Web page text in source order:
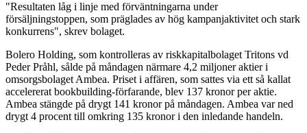
"Resultaten låg i linje med förväntningarna under
försäljningstoppen, som präglades av hög kampanjaktivitet och stark
konkurrens", skrev bolaget.
Bolero Holding, som kontrolleras av riskkapitalbolaget Tritons vd
Peder Pråhl, sålde på måndagen närmare 4,2 miljoner aktier i
omsorgsbolaget Ambea. Priset i affären, som sattes via ett så kallat
accelererat bookbuilding-förfarande, blev 137 kronor per aktie.
Ambea stängde på drygt 141 kronor på måndagen. Ambea var ned
drygt 4 procent till omkring 135 kronor i den inledande handeln.